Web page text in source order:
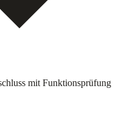
mit Funktionsprüfung